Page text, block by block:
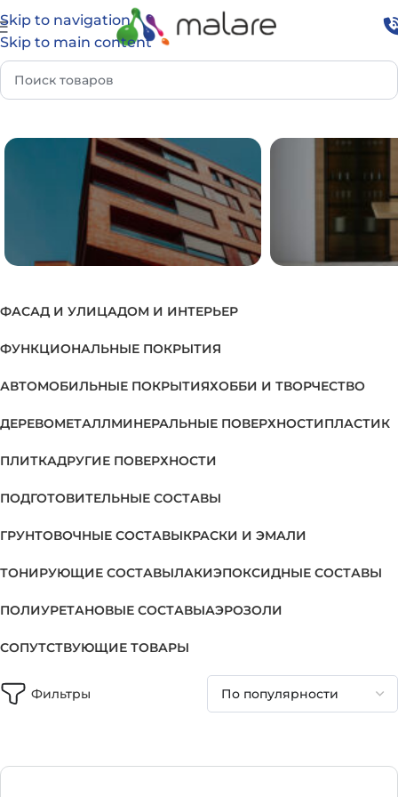
Skip to navigation
Skip to main content
Товар Группа Грунтовка для мостовых конструкций
ФАСАД И УЛИЦАДОМ И ИНТЕРЬЕР
ФУНКЦИОНАЛЬНЫЕ ПОКРЫТИЯ
АВТОМОБИЛЬНЫЕ ПОКРЫТИЯХОББИ И ТВОРЧЕСТВО
ДЕРЕВОМЕТАЛЛМИНЕРАЛЬНЫЕ ПОВЕРХНОСТИПЛАСТИК
ПЛИТКАДРУГИЕ ПОВЕРХНОСТИ
ПОДГОТОВИТЕЛЬНЫЕ СОСТАВЫ
ГРУНТОВОЧНЫЕ СОСТАВЫКРАСКИ И ЭМАЛИ
ТОНИРУЮЩИЕ СОСТАВЫЛАКИЭПОКСИДНЫЕ СОСТАВЫ
ПОЛИУРЕТАНОВЫЕ СОСТАВЫАЭРОЗОЛИ
СОПУТСТВУЮЩИЕ ТОВАРЫ
Фильтры